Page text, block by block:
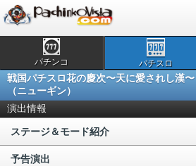
パチンコ パチスロ
戦国パチスロ花の慶次〜天に愛されし漢〜
（ニューギン）
演出情報
ステージ＆モード紹介
予告演出